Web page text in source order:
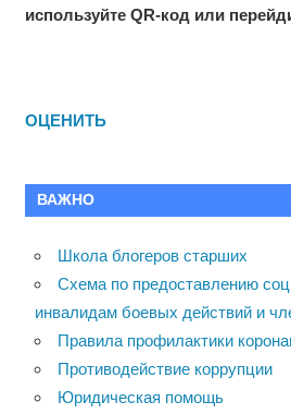
используйте QR-код или
ОЦЕНИТЬ
ВАЖНО
Школа блогеров старших
Схема по предоставлению
инвалидам боевых действий и
Правила профилактики
Противодействие коррупции
Юридическая помощь